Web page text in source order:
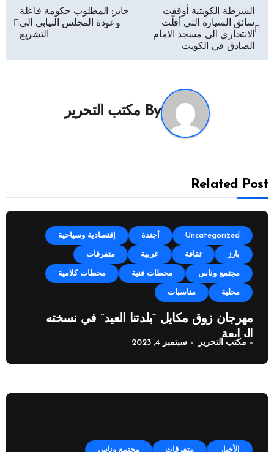
تصفّح
المقالات
الشرطة الكويتية أوقفت
سائق السيارة التي أقلّت
الانتحاري الى مسجد الامام
الصادق في الكويت
جابر: المطلوب حكومة فاعلة
وعودة المجلس النيابي الى
التشريع
By مكتب التحرير
Related Post
Uncategorized أجندة إقتصادية وسياحية
بارز ثقافة عربية متفرقات
مجتمع وناس محطات فنية محطات كلامية
محلية مناسبات
مهرجان زوق مكايل “بلدتنا العيد” في نسخته
الرابعة
مكتب التحرير سبتمبر 4, 2023
الأخبار متفرقات مجتمع وناس